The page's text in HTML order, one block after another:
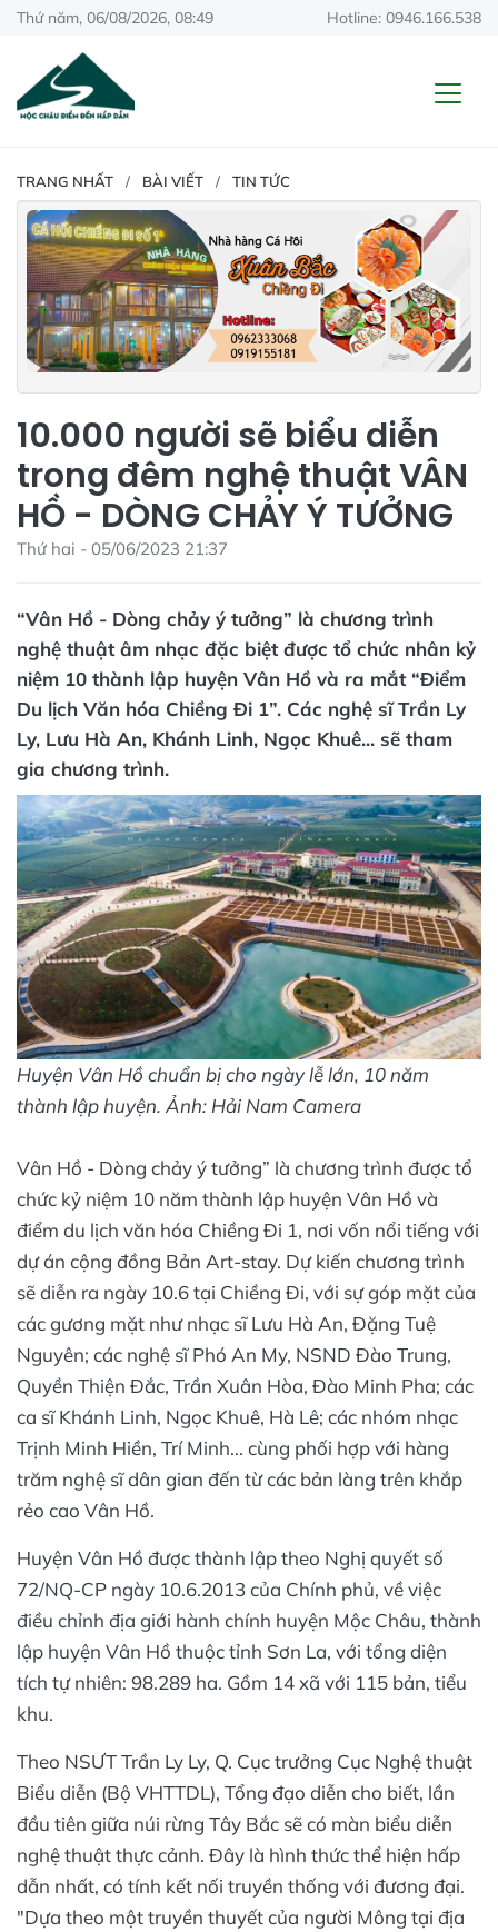
Thứ năm, 06/08/2026, 08:49 Hotline: 0946.166.538
TRANG NHẤT BÀI VIẾT TIN TỨC
10.000 người sẽ biểu diễn
trong đêm nghệ thuật VÂN
HỒ - DÒNG CHẢY Ý TƯỞNG
Thứ hai - 05/06/2023 21:37
“Vân Hồ - Dòng chảy ý tưởng” là chương trình
nghệ thuật âm nhạc đặc biệt được tổ chức nhân kỷ
niệm 10 thành lập huyện Vân Hồ và ra mắt “Điểm
Du lịch Văn hóa Chiềng Đi 1”. Các nghệ sĩ Trần Ly
Ly, Lưu Hà An, Khánh Linh, Ngọc Khuê... sẽ tham
gia chương trình.
Huyện Vân Hồ chuẩn bị cho ngày lễ lớn, 10 năm
thành lập huyện. Ảnh: Hải Nam Camera
Vân Hồ - Dòng chảy ý tưởng” là chương trình được tổ
chức kỷ niệm 10 năm thành lập huyện Vân Hồ và
điểm du lịch văn hóa Chiềng Đi 1, nơi vốn nổi tiếng với
dự án cộng đồng Bản Art-stay. Dự kiến chương trình
sẽ diễn ra ngày 10.6 tại Chiềng Đi, với sự góp mặt của
các gương mặt như nhạc sĩ Lưu Hà An, Đặng Tuệ
Nguyên; các nghệ sĩ Phó An My, NSND Đào Trung,
Quyền Thiện Đắc, Trần Xuân Hòa, Đào Minh Pha; các
ca sĩ Khánh Linh, Ngọc Khuê, Hà Lê; các nhóm nhạc
Trịnh Minh Hiền, Trí Minh... cùng phối hợp với hàng
trăm nghệ sĩ dân gian đến từ các bản làng trên khắp
rẻo cao Vân Hồ.
Huyện Vân Hồ được thành lập theo Nghị quyết số
72/NQ-CP ngày 10.6.2013 của Chính phủ, về việc
điều chỉnh địa giới hành chính huyện Mộc Châu, thành
lập huyện Vân Hồ thuộc tỉnh Sơn La, với tổng diện
tích tự nhiên: 98.289 ha. Gồm 14 xã với 115 bản, tiểu
khu.
Theo NSƯT Trần Ly Ly, Q. Cục trưởng Cục Nghệ thuật
Biểu diễn (Bộ VHTTDL), Tổng đạo diễn cho biết, lần
đầu tiên giữa núi rừng Tây Bắc sẽ có màn biểu diễn
nghệ thuật thực cảnh. Đây là hình thức thể hiện hấp
dẫn nhất, có tính kết nối truyền thống với đương đại.
"Dựa theo một truyền thuyết của người Mông tại địa